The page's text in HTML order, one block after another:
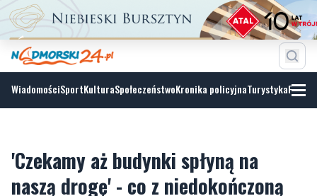
WiadomościSportKulturaSpołeczeństwoKronika policyjnaTurystyka